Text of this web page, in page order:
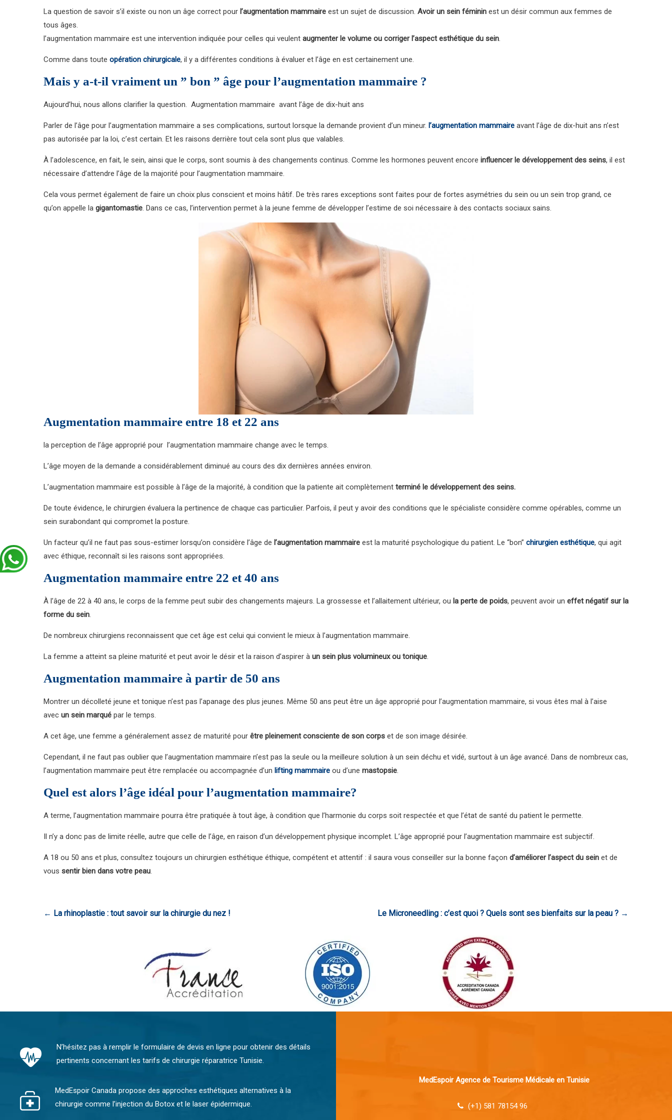
La question de savoir s’il existe ou non un âge correct pour l’augmentation mammaire est un sujet de discussion. Avoir un sein féminin est un désir commun aux femmes de
tous âges.
l’augmentation mammaire est une intervention indiquée pour celles qui veulent augmenter le volume ou corriger l’aspect esthétique du sein.
Comme dans toute opération chirurgicale, il y a différentes conditions à évaluer et l’âge en est certainement une.
Mais y a-t-il vraiment un ” bon ” âge pour l’augmentation mammaire ?
Aujourd’hui, nous allons clarifier la question. Augmentation mammaire avant l’âge de dix-huit ans
Parler de l’âge pour l’augmentation mammaire a ses complications, surtout lorsque la demande provient d’un mineur. l’augmentation mammaire avant l’âge de dix-huit ans n’est
pas autorisée par la loi, c’est certain. Et les raisons derrière tout cela sont plus que valables.
À l’adolescence, en fait, le sein, ainsi que le corps, sont soumis à des changements continus. Comme les hormones peuvent encore influencer le développement des seins, il est
nécessaire d’attendre l’âge de la majorité pour l’augmentation mammaire.
Cela vous permet également de faire un choix plus conscient et moins hâtif. De très rares exceptions sont faites pour de fortes asymétries du sein ou un sein trop grand, ce
qu’on appelle la gigantomastie. Dans ce cas, l’intervention permet à la jeune femme de développer l’estime de soi nécessaire à des contacts sociaux sains.
Augmentation mammaire entre 18 et 22 ans
la perception de l’âge approprié pour l’augmentation mammaire change avec le temps.
L’âge moyen de la demande a considérablement diminué au cours des dix dernières années environ.
L’augmentation mammaire est possible à l’âge de la majorité, à condition que la patiente ait complètement terminé le développement des seins.
De toute évidence, le chirurgien évaluera la pertinence de chaque cas particulier. Parfois, il peut y avoir des conditions que le spécialiste considère comme opérables, comme un
sein surabondant qui compromet la posture.
Un facteur qu’il ne faut pas sous-estimer lorsqu’on considère l’âge de l’augmentation mammaire est la maturité psychologique du patient. Le “bon” chirurgien esthétique, qui agit
avec éthique, reconnaît si les raisons sont appropriées.
Augmentation mammaire entre 22 et 40 ans
À l’âge de 22 à 40 ans, le corps de la femme peut subir des changements majeurs. La grossesse et l’allaitement ultérieur, ou la perte de poids, peuvent avoir un effet négatif sur la
forme du sein.
De nombreux chirurgiens reconnaissent que cet âge est celui qui convient le mieux à l’augmentation mammaire.
La femme a atteint sa pleine maturité et peut avoir le désir et la raison d’aspirer à un sein plus volumineux ou tonique.
Augmentation mammaire à partir de 50 ans
Montrer un décolleté jeune et tonique n’est pas l’apanage des plus jeunes. Même 50 ans peut être un âge approprié pour l’augmentation mammaire, si vous êtes mal à l’aise
avec un sein marqué par le temps.
A cet âge, une femme a généralement assez de maturité pour être pleinement consciente de son corps et de son image désirée.
Cependant, il ne faut pas oublier que l’augmentation mammaire n’est pas la seule ou la meilleure solution à un sein déchu et vidé, surtout à un âge avancé. Dans de nombreux cas,
l’augmentation mammaire peut être remplacée ou accompagnée d’un lifting mammaire ou d’une mastopsie.
Quel est alors l’âge idéal pour l’augmentation mammaire?
A terme, l’augmentation mammaire pourra être pratiquée à tout âge, à condition que l’harmonie du corps soit respectée et que l’état de santé du patient le permette.
Il n’y a donc pas de limite réelle, autre que celle de l’âge, en raison d’un développement physique incomplet. L’âge approprié pour l’augmentation mammaire est subjectif.
A 18 ou 50 ans et plus, consultez toujours un chirurgien esthétique éthique, compétent et attentif : il saura vous conseiller sur la bonne façon d’améliorer l’aspect du sein et de
vous sentir bien dans votre peau.
← La rhinoplastie : tout savoir sur la chirurgie du nez ! Le Microneedling : c’est quoi ? Quels sont ses bienfaits sur la peau ? →
N’hésitez pas à remplir le formulaire de devis en ligne pour obtenir des détails
pertinents concernant les tarifs de chirurgie réparatrice Tunisie.
MedEspoir Canada propose des approches esthétiques alternatives à la
chirurgie comme l’injection du Botox et le laser épidermique.
MedEspoir Agence de Tourisme Médicale en Tunisie
(+1) 581 78154 96